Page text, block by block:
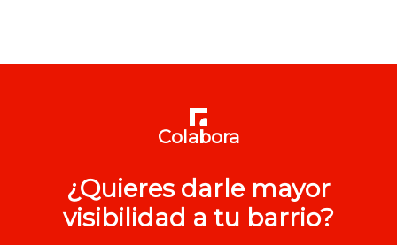
Colabora
¿Quieres darle mayor
visibilidad a tu barrio?